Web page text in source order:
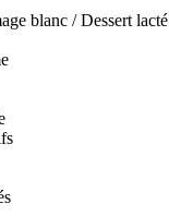
blanc / Dessert lacté